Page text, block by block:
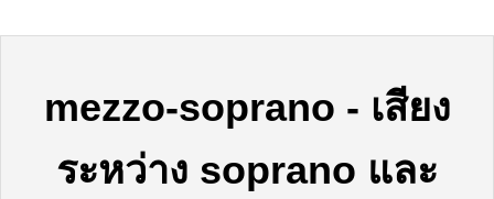
mezzo-soprano - เสียง
ระหว่าง soprano และ